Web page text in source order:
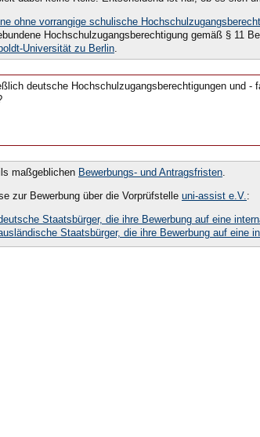
ohne vorrangige schulische
Hochschulzugangsberechtigung gemäß § 11
Universität zu Berlin
deutsche Hochschulzugangsberechtigungen und
maßgeblichen Bewerbungs- und Antragsfristen.
zur Bewerbung über die Vorprüfstelle uni-assist e.V.:
Staatsbürger, die ihre Bewerbung auf eine
Staatsbürger, die ihre Bewerbung auf eine